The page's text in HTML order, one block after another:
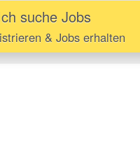
suche Jobs
& Jobs erhalten